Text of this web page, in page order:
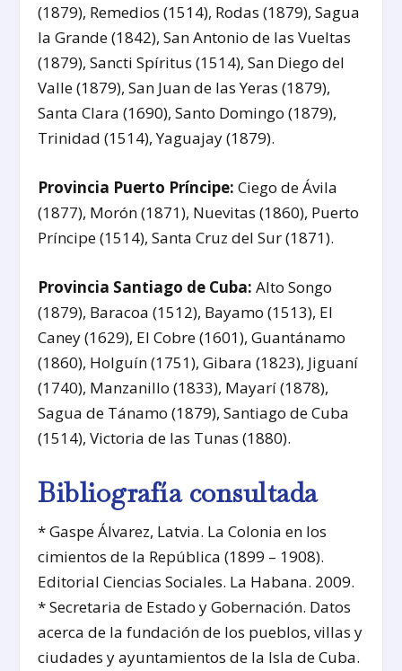
(1879), Remedios (1514), Rodas (1879), Sagua
la Grande (1842), San Antonio de las Vueltas
(1879), Sancti Spíritus (1514), San Diego del
Valle (1879), San Juan de las Yeras (1879),
Santa Clara (1690), Santo Domingo (1879),
Trinidad (1514), Yaguajay (1879).
Provincia Puerto Príncipe: Ciego de Ávila
(1877), Morón (1871), Nuevitas (1860), Puerto
Príncipe (1514), Santa Cruz del Sur (1871).
Provincia Santiago de Cuba: Alto Songo
(1879), Baracoa (1512), Bayamo (1513), El
Caney (1629), El Cobre (1601), Guantánamo
(1860), Holguín (1751), Gibara (1823), Jiguaní
(1740), Manzanillo (1833), Mayarí (1878),
Sagua de Tánamo (1879), Santiago de Cuba
(1514), Victoria de las Tunas (1880).
Bibliografía consultada
* Gaspe Álvarez, Latvia. La Colonia en los
cimientos de la República (1899 – 1908).
Editorial Ciencias Sociales. La Habana. 2009.
* Secretaria de Estado y Gobernación. Datos
acerca de la fundación de los pueblos, villas y
ciudades y ayuntamientos de la Isla de Cuba.